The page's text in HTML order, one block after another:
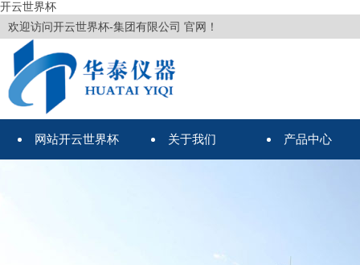
开云世界杯
欢迎访问开云世界杯-集团有限公司 官网！
网站开云世界杯 关于我们 产品中心